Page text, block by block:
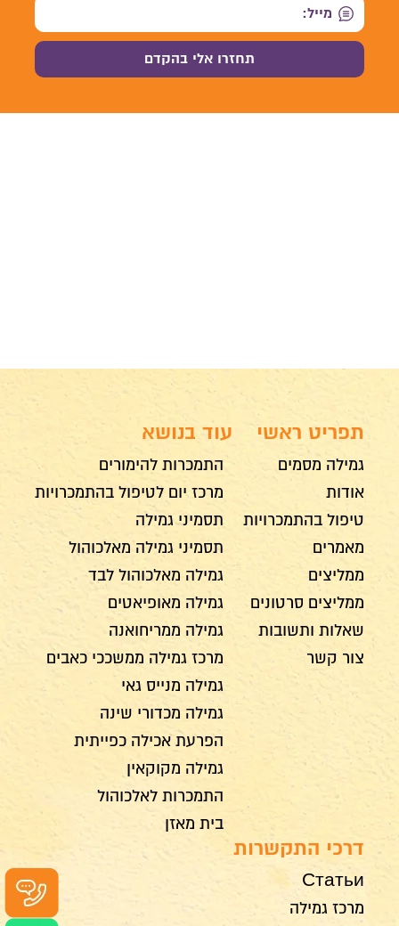
תפריט ראשי
גמילה מסמים
אודות
טיפול בהתמכרויות
מאמרים
ממליצים
ממליצים סרטונים
שאלות ותשובות
צור קשר
עוד בנושא
התמכרות להימורים
מרכז יום לטיפול בהתמכרויות
תסמיני גמילה
תסמיני גמילה מאלכוהול
גמילה מאלכוהול לבד
גמילה מאופיאטים
גמילה ממריחואנה
מרכז גמילה ממשככי כאבים
גמילה מנייס גאי
גמילה מכדורי שינה
הפרעת אכילה כפייתית
גמילה מקוקאין
התמכרות לאלכוהול
בית מאזן
דרכי התקשרות
Статьи
מרכז גמילה